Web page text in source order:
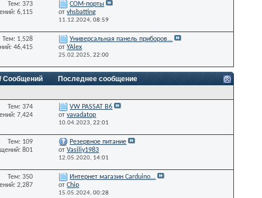
Тем: 373
6,115
СОМ-порты
отvhsbatting
11.12.2024,08:59
Тем: 1,528
46,415
Универсальная панель приборов...
отYAlex
25.02.2025,22:00
Сообщений
Последнее сообщение
Тем: 374
7,424
VW PASSAT B6
отvavadatop
10.04.2023,22:01
Тем: 109
801
Резервное питание
отVasiliy1983
12.05.2020, 14:01
Тем: 350
2,287
Интернет магазин Carduino...
отChip
15.05.2024,00:28